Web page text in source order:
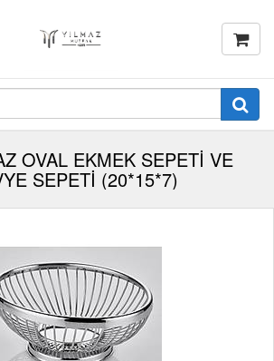
OVAL EKMEK SEPETİ VE
SEPETİ (20*15*7)